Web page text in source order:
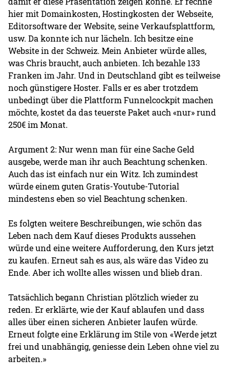
hier mit Domainkosten, Hostingkosten der Webseite,
Editorsoftware der Website, seine Verkaufsplattform,
usw. Da konnte ich nur lächeln. Ich besitze eine
Website in der Schweiz. Mein Anbieter würde alles,
was Chris braucht, auch anbieten. Ich bezahle 133
Franken im Jahr. Und in Deutschland gibt es teilweise
noch günstigere Hoster. Falls er es aber trotzdem
unbedingt über die Plattform Funnelcockpit machen
möchte, kostet da das teuerste Paket auch «nur» rund
250€ im Monat.
Argument 2: Nur wenn man für eine Sache Geld
ausgebe, werde man ihr auch Beachtung schenken.
Auch das ist einfach nur ein Witz. Ich zumindest
würde einem guten Gratis-Youtube-Tutorial
mindestens eben so viel Beachtung schenken.
Es folgten weitere Beschreibungen, wie schön das
Leben nach dem Kauf dieses Produkts aussehen
würde und eine weitere Aufforderung, den Kurs jetzt
zu kaufen. Erneut sah es aus, als wäre das Video zu
Ende. Aber ich wollte alles wissen und blieb dran.
Tatsächlich begann Christian plötzlich wieder zu
reden. Er erklärte, wie der Kauf ablaufen und dass
alles über einen sicheren Anbieter laufen würde.
Erneut folgte eine Erklärung im Stile von «Werde jetzt
frei und unabhängig, geniesse dein Leben ohne viel zu
arbeiten.»